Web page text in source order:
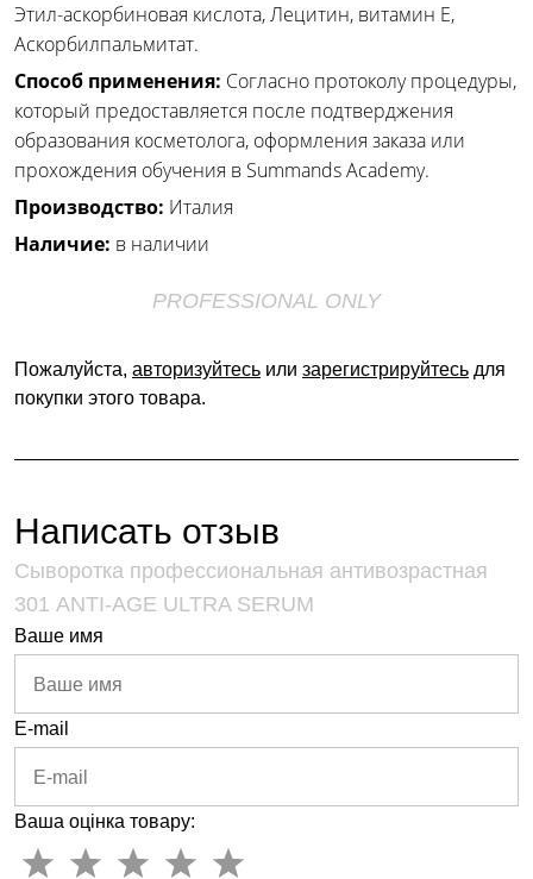
Этил-аскорбиновая кислота, Лецитин, витамин Е,
Аскорбилпальмитат.
Способ применения: Согласно протоколу процедуры,
который предоставляется после подтверджения
образования косметолога, оформления заказа или
прохождения обучения в Summands Academy.
Производство: Италия
Наличие: в наличии
PROFESSIONAL ONLY
Пожалуйста, авторизуйтесь или зарегистрируйтесь для
покупки этого товара.
Написать отзыв
Сыворотка профессиональная антивозрастная
301 ANTI-AGE ULTRA SERUM
Ваше имя
E-mail
Ваша оцінка товару: